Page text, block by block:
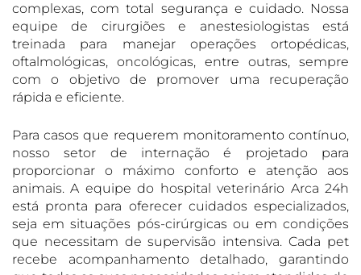
complexas, com total segurança e cuidado. Nossa
equipe de cirurgiões e anestesiologistas está
treinada para manejar operações ortopédicas,
oftalmológicas, oncológicas, entre outras, sempre
com o objetivo de promover uma recuperação
rápida e eficiente.
Para casos que requerem monitoramento contínuo,
nosso setor de internação é projetado para
proporcionar o máximo conforto e atenção aos
animais. A equipe do hospital veterinário Arca 24h
está pronta para oferecer cuidados especializados,
seja em situações pós-cirúrgicas ou em condições
que necessitam de supervisão intensiva. Cada pet
recebe acompanhamento detalhado, garantindo